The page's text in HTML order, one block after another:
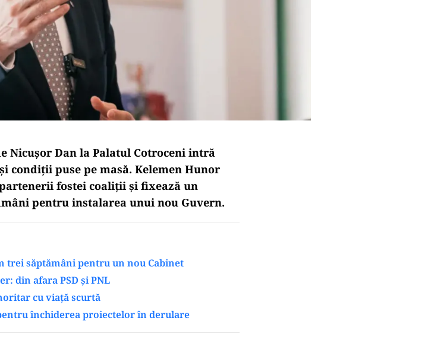
Nicușor Dan la Palatul Cotroceni intră
condiții puse pe masă. Kelemen Hunor
fostei coaliții și fixează un
pentru instalarea unui nou Guvern.
trei săptămâni pentru un nou Cabinet
din afara PSD și PNL
cu viață scurtă
închiderea proiectelor în derulare